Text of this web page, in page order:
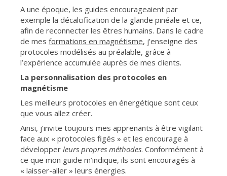
A une époque, les guides encourageaient par
exemple la décalcification de la glande pinéale et ce,
afin de reconnecter les êtres humains. Dans le cadre
de mes formations en magnétisme, j’enseigne des
protocoles modélisés au préalable, grâce à
l’expérience accumulée auprès de mes clients.
La personnalisation des protocoles en
magnétisme
Les meilleurs protocoles en énergétique sont ceux
que vous allez créer.
Ainsi, j’invite toujours mes apprenants à être vigilant
face aux « protocoles figés » et les encourage à
développer leurs propres méthodes. Conformément à
ce que mon guide m’indique, ils sont encouragés à
« laisser-aller » leurs énergies.